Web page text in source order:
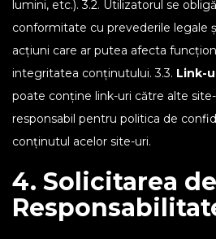
lumini, etc.). 3.2. Utilizatorul se
conformitate cu prevederile legale
acțiuni care ar putea afecta
integritatea conținutului. 3.3. Link-
poate conține link-uri către alte
responsabil pentru politica de
conținutul acelor site-uri.
4. Solicitarea